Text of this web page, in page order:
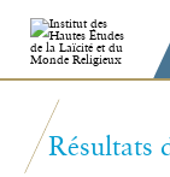
contenu.
la
personnels
Résultats